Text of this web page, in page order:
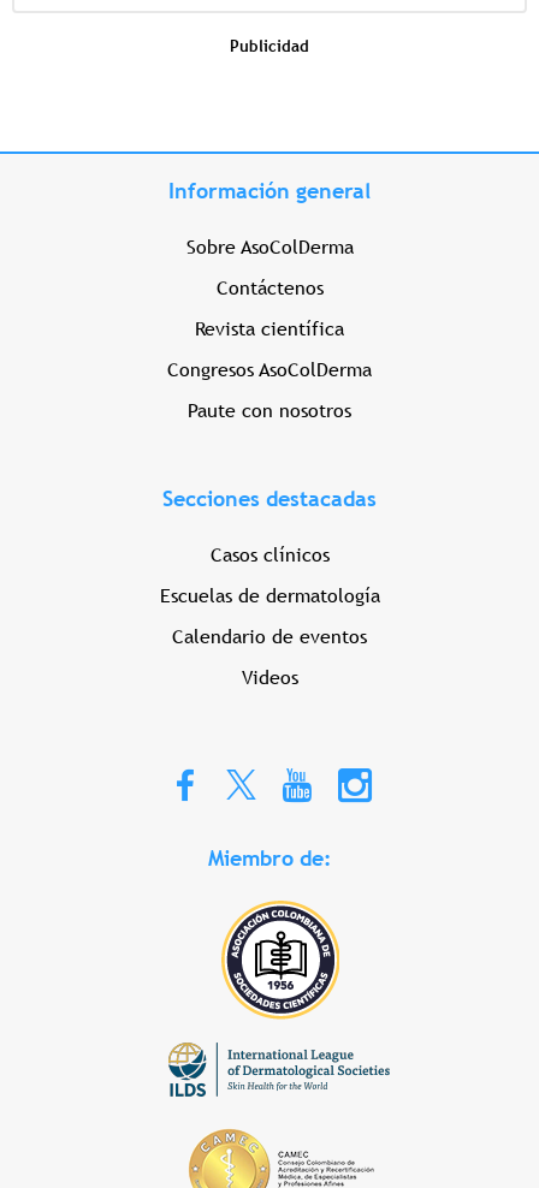
Publicidad
Información general
Sobre AsoColDerma
Contáctenos
Revista científica
Congresos AsoColDerma
Paute con nosotros
Secciones destacadas
Casos clínicos
Escuelas de dermatología
Calendario de eventos
Videos
Miembro de: